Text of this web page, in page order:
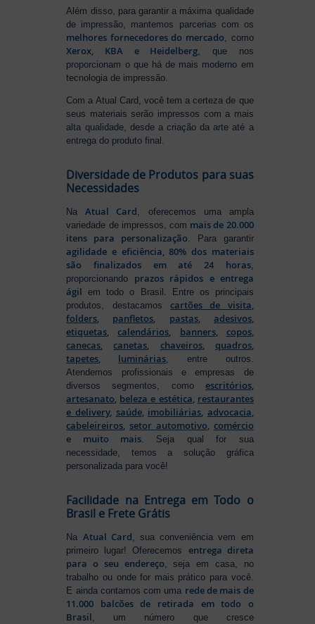
Além disso, para garantir a máxima qualidade
de impressão, mantemos parcerias com os
melhores fornecedores do mercado, como
Xerox, KBA e Heidelberg, que nos
proporcionam o que há de mais moderno em
tecnologia de impressão.
Com a Atual Card, você tem a certeza de que
seus materiais serão impressos com a mais
alta qualidade, desde a criação da arte até a
entrega do produto final.
Diversidade de Produtos para suas
Necessidades
NaAtual Card , oferecemos uma ampla
variedade de impressos, com mais de 20.000
itens para personalização . Para garantir
agilidade e eficiência, 80% dos materiais
são finalizados em até 24 horas,
proporcionando prazos rápidos e entrega
ágil em todo o Brasil. Entre os principais
produtos, destacamos cartões de visita,
folders, panfletos, pastas, adesivos,
etiquetas,calendários, banners, copos,
canecas,canetas, chaveiros, quadros,
tapetes, luminárias , entre outros.
Atendemos profissionais e empresas de
diversos segmentos, como escritórios,
artesanato, beleza e estética, restaurantes
e delivery, saúde, imobiliárias, advocacia,
cabeleireiros, setor automotivo, comércio
e muito mais . Seja qual for sua
necessidade, temos a solução gráfica
personalizada para você!
Facilidade na Entrega em Todo o
Brasil e Frete Grátis
Na Atual Card , sua conveniência vem em
primeiro lugar! Oferecemos entrega direta
para o seu endereço , seja em casa, no
trabalho ou onde for mais prático para você.
E ainda contamos com uma rede de mais de
11.000 balcões de retirada em todo o
Brasil , um número que cresce